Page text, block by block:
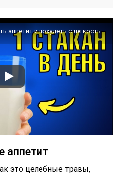
ЭТИ продукты помогут снизить аппетит и похудеть с легкостью👌
аппетит
это целебные травы,